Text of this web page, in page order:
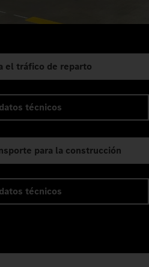
el tráfico de reparto
técnicos
para la construcción
técnicos